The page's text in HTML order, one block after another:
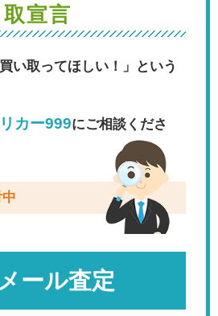
取宣言
い取ってほしい！」という
リカー999にご相談くださ
メール査定